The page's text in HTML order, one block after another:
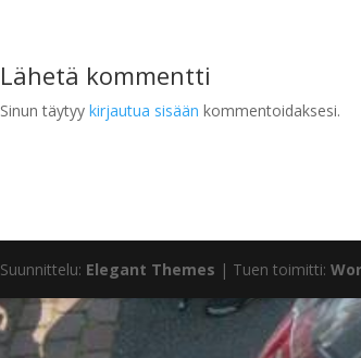
Lähetä kommentti
Sinun täytyykirjautua sisään kommentoidaksesi.
Suunnittelu: Elegant Themes | Tuen toimitti: